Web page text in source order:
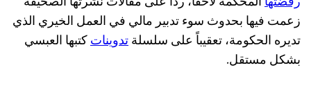
زعمت فيها بحدوث سوء تدبير مالي في العمل الخيري الذي
تديره الحكومة، تعقيباً على سلسلةتدويناتكتبها العبسي
بشكل مستقل.